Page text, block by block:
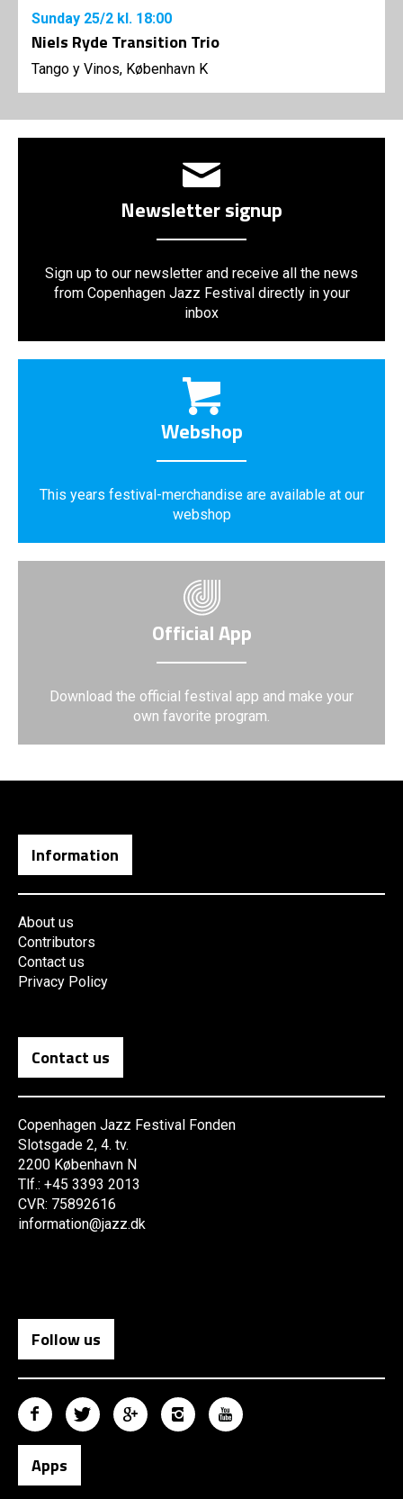
Sunday 25/2 kl. 18:00
Niels Ryde Transition Trio
Tango y Vinos, København K
Newsletter signup
Sign up to our newsletter and receive all the news
from Copenhagen Jazz Festival directly in your
inbox
Webshop
This years festival-merchandise are available at our
webshop
Official App
Download the official festival app and make your
own favorite program.
Information
About us
Contributors
Contact us
Privacy Policy
Contact us
Copenhagen Jazz Festival Fonden
Slotsgade 2, 4. tv.
2200 København N
Tlf.: +45 3393 2013
CVR: 75892616
information@jazz.dk
Follow us
Apps